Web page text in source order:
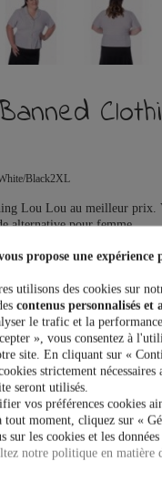
Black2XL
Lou Lou au meilleur prix.
alternative pour femme.
en stock
LE PRODUIT EST
propose une expérience
utilisons des cookies sur
contenus personnalisés et
le trafic et la
», vous consentez à
site. En cliquant sur «
strictement nécessaires
seront utilisés.
vos préférences cookies
tout moment, cliquez sur «
sur les cookies et les
notre politique en matière